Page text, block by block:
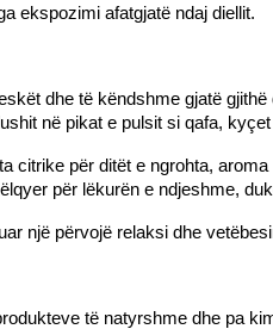
ekspozimi afatgjatë ndaj diellit.
dhe të këndshme gjatë
në pikat e pulsit si qafa,
për ditët e ngrohta,
për lëkurën e ndjeshme,
një përvojë relaksi dhe
të natyrshme dhe pa